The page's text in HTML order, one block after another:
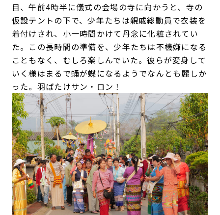
目、午前4時半に儀式の会場の寺に向かうと、寺の
仮設テントの下で、少年たちは親戚総動員で衣装を
着付けされ、小一時間かけて丹念に化粧されてい
た。この長時間の準備を、少年たちは不機嫌になる
こともなく、むしろ楽しんでいた。彼らが変身して
いく様はまるで蛹が蝶になるようでなんとも麗しか
った。羽ばたけサン・ロン！